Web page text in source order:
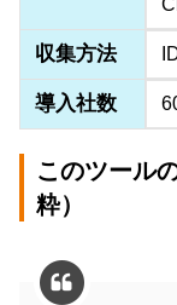
収集方法
導入社数
このツール
粋）